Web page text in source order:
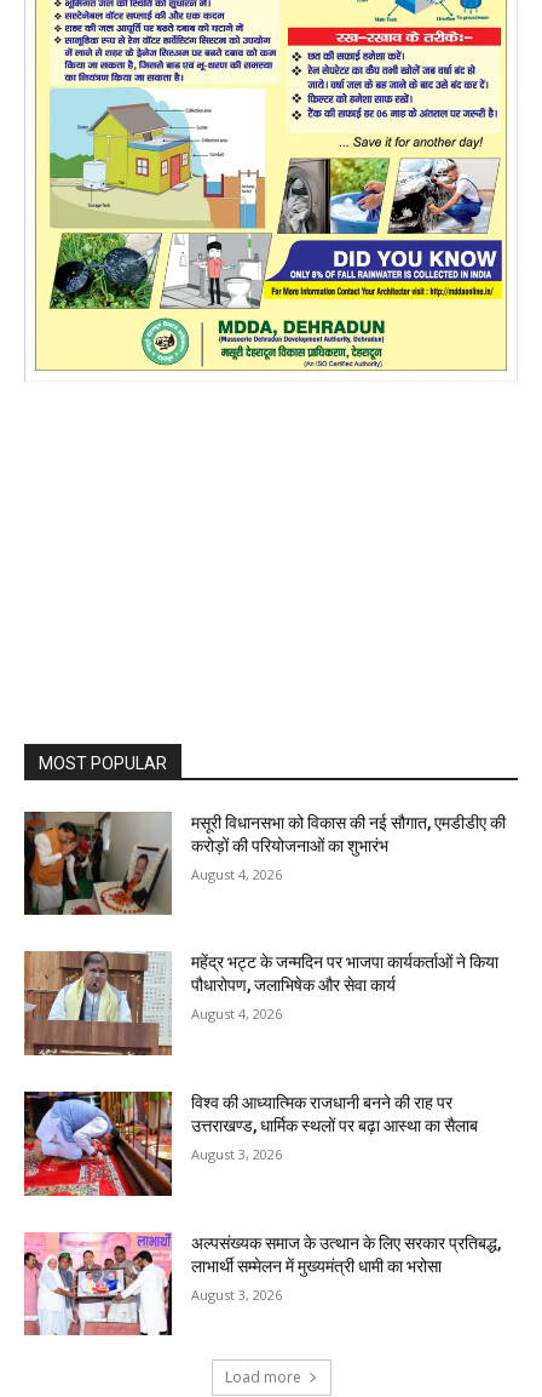
MOST POPULAR
मसूरी विधानसभा को विकास की नई सौगात, एमडीडीए की
करोड़ों की परियोजनाओं का शुभारंभ
August 4, 2026
महेंद्र भट्ट के जन्मदिन पर भाजपा कार्यकर्ताओं ने किया
पौधारोपण, जलाभिषेक और सेवा कार्य
August 4, 2026
विश्व की आध्यात्मिक राजधानी बनने की राह पर
उत्तराखण्ड, धार्मिक स्थलों पर बढ़ा आस्था का सैलाब
August 3, 2026
अल्पसंख्यक समाज के उत्थान के लिए सरकार प्रतिबद्ध,
लाभार्थी सम्मेलन में मुख्यमंत्री धामी का भरोसा
August 3, 2026
Load more